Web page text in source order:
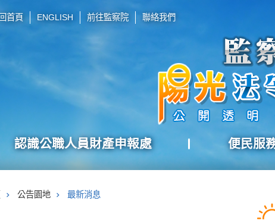
回首頁 ENGLISH 前往監察院 聯絡我們
認識公職人員財產申報處 便民服
公告園地 最新消息